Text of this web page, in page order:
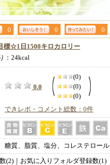
0 0 0
標☆1日1500キロカロリー
：24kcal
0.0
(0)
(0)
(0)
できレポ・コメント総数：0件
糖質、脂質、塩分、コレステロール
(2)｜お気に入りフォルダ登録数(1)